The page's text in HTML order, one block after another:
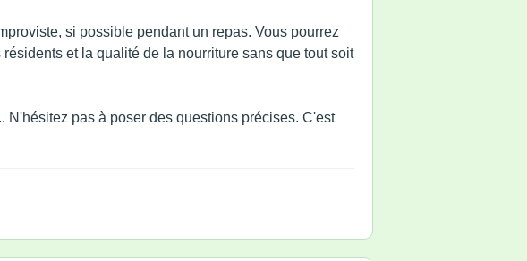
si possible pendant un repas. Vous pourrez
et la qualité de la nourriture sans que tout soit
pas à poser des questions précises. C'est